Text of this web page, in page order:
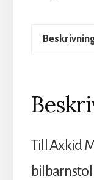
Till Axkid